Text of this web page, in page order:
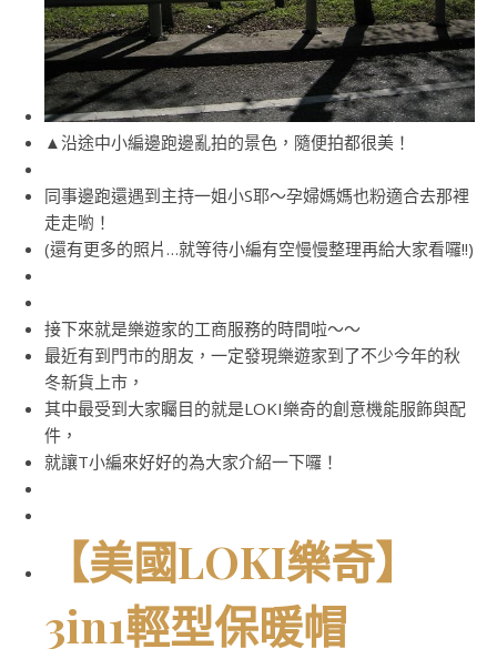
▲沿途中小編邊跑邊亂拍的景色，隨便拍都很美！
同事邊跑還遇到主持一姐小S耶～孕婦媽媽也粉適合去那裡
走走喲！
(還有更多的照片…就等待小編有空慢慢整理再給大家看囉!!)
接下來就是樂遊家的工商服務的時間啦～～
最近有到門市的朋友，一定發現樂遊家到了不少今年的秋
冬新貨上市，
其中最受到大家矚目的就是LOKI樂奇的創意機能服飾與配
件，
就讓T小編來好好的為大家介紹一下囉！
【美國LOKI樂奇】
3in1輕型保暖帽